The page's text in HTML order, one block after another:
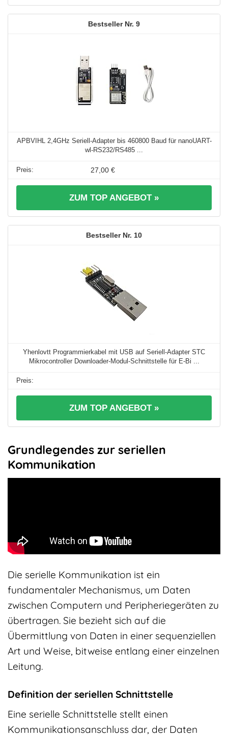
9
APBVIHL 2,4GHz Seriell-Adapter bis 460800 Baud für nanoUART-
wl-RS232/RS485 ...
27,00 €
ZUM TOP ANGEBOT »
10
Yhenlovtt Programmierkabel mit USB auf Seriell-Adapter STC
Mikrocontroller Downloader-Modul-Schnittstelle für E-Bi ...
ZUM TOP ANGEBOT »
Grundlegendes zur seriellen
Kommunikation
Die serielle Kommunikation ist ein
fundamentaler Mechanismus, um Daten
zwischen Computern und Peripheriegeräten zu
übertragen. Sie bezieht sich auf die
Übermittlung von Daten in einer sequenziellen
Art und Weise, bitweise entlang einer einzelnen
Leitung.
Definition der seriellen Schnittstelle
Eine serielle Schnittstelle stellt einen
Kommunikationsanschluss dar, der Daten